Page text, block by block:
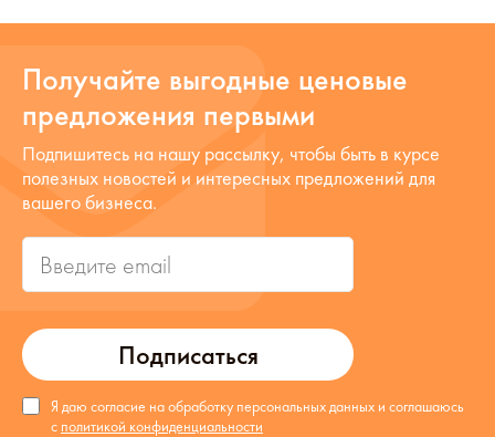
Получайте выгодные ценовые
предложения первыми
Подписаться
Подпишитесь на нашу рассылку, чтобы быть в курсе
полезных новостей и интересных предложений для
вашего бизнеса.
Я даю согласие на обработку персональных данных и соглашаюсь
с политикой конфиденциальности